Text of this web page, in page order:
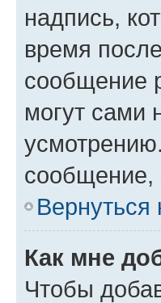
надпись,
время
сообщение
могут сами
сообщение,
Вернуться
Как мне
Чтобы